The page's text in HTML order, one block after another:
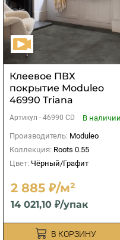
Клеевое ПВХ
покрытие Moduleo
46990 Triana
Артикул - 46990 CD
В наличии
Производитель: Moduleo
Коллекция: Roots 0.55
Цвет: Чёрный/Графит
2 885 ₽/м²
14 021,10 ₽/упак
В КОРЗИНУ